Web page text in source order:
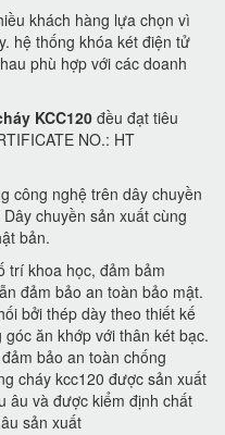
khách hàng lựa chọn vì
hệ thống khóa két điện tử
phù hợp với các doanh
KCC120 đều đạt tiêu
NO.: HT
công nghệ trên dây chuyền
chuyền sản xuất cùng
bản.
trí khoa học, đảm bảm
đảm bảo an toàn bảo mật.
bởi thép dày theo thiết kế
ăn khớp với thân két bạc.
bảo an toàn chống
cháy kcc120 được sản xuất
âu và được kiểm định chất
sản xuất